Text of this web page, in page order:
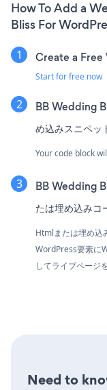
How To Add a
Bliss For
Create a
Start for free now
BB Wedding
め込みスニペッ
Your code block
BB Wedding
たは埋め込みコ
Htmlまたは埋め込
WordPress要素に
してライブページ
Need to